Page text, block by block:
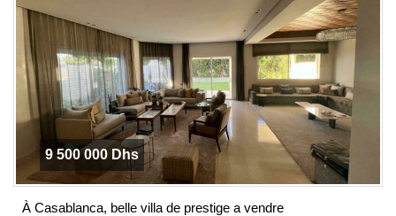
9 500 000 Dhs
À Casablanca, belle villa de prestige a vendre